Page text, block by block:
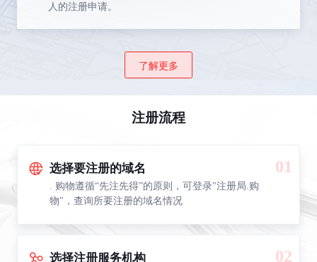
人的注册申请。
了解更多
注册流程
选择要注册的域名
. 购物遵循“先注先得”的原则，可登录"注册局.购
物"，查询所要注册的域名情况
01
选择注册服务机构 02